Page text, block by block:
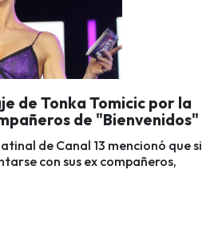
de Tonka Tomicic por la
de "Bienvenidos"
de Canal 13 mencionó que si
con sus ex compañeros,